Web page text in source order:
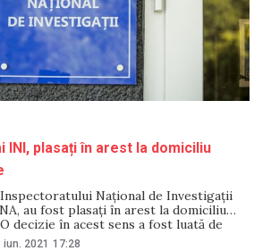
INI, plasați în arest la domiciliu
Naţional de Investigaţii
au fost plasați în arest la domiciliu
decizie în acest sens a fost luată de
sediul Ciocana. Procurorii au cerut 30
iun. 2021 17:28